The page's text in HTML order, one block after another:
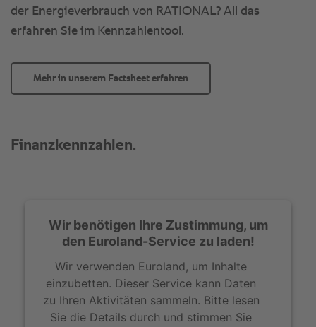
Wir benötigen Ihre Zustimmung, um
den Euroland-Service zu laden!
Wir verwenden Euroland, um Inhalte
einzubetten. Dieser Service kann Daten
zu Ihren Aktivitäten sammeln. Bitte lesen
Sie die Details durch und stimmen Sie